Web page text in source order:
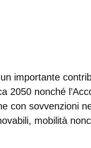
importante
2050 nonché
con sovvenzioni
mobilità